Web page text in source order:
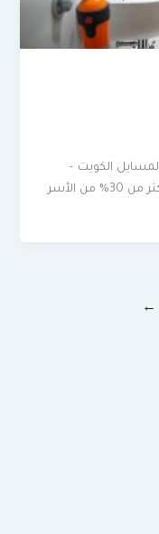
الكويت –
خدمات سريعة ومضمونة. في الكويت، أكثر من 30% من الأسر
←